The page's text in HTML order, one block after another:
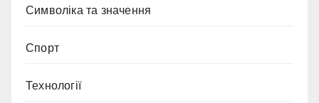
Символіка та значення
Спорт
Технології